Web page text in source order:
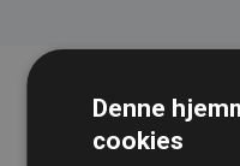
Denne
cookies